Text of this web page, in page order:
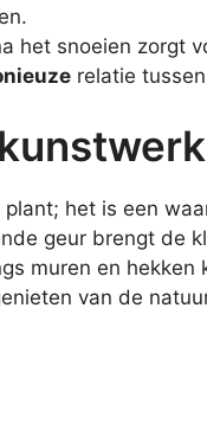
het snoeien zorgt
relatie
plant; het is een
geur brengt de
muren en
van de